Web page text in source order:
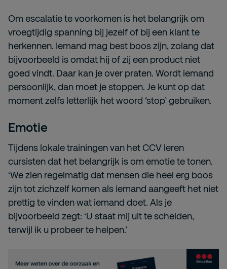
Om escalatie te voorkomen is het belangrijk om
vroegtijdig spanning bij jezelf of bij een klant te
herkennen. Iemand mag best boos zijn, zolang dat
bijvoorbeeld is omdat hij of zij een product niet
goed vindt. Daar kan je over praten. Wordt iemand
persoonlijk, dan moet je stoppen. Je kunt op dat
moment zelfs letterlijk het woord ‘stop’ gebruiken.
Emotie
Tijdens lokale trainingen van het CCV leren
cursisten dat het belangrijk is om emotie te tonen.
‘We zien regelmatig dat mensen die heel erg boos
zijn tot zichzelf komen als iemand aangeeft het niet
prettig te vinden wat iemand doet. Als je
bijvoorbeeld zegt: ‘U staat mij uit te schelden,
terwijl ik u probeer te helpen.’